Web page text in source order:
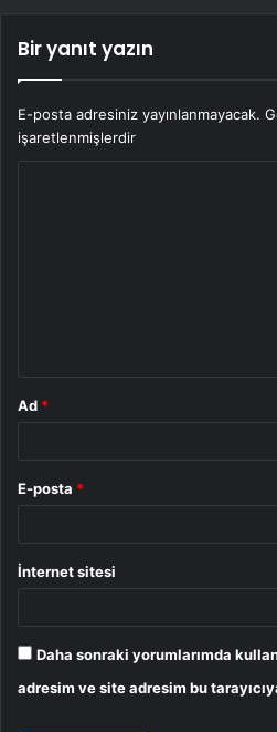
Bir yanıt yazın
E-posta adresiniz yayınlanmayacak.
işaretlenmişlerdir
Ad *
E-posta *
İnternet sitesi
Daha sonraki yorumlarımda
adresim ve site adresim bu